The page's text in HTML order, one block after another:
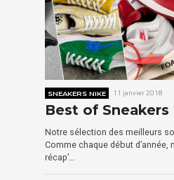
SNEAKERS NIKE 11 janvier 2018
Best of Sneakers
Notre sélection des meilleurs
Comme chaque début d’année,
récap’…